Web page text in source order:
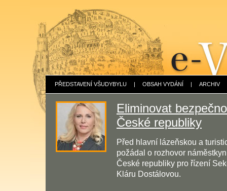
PŘEDSTAVENÍ VŠUDYBYLU | OBSAH VYDÁNÍ | ARCHIV
Eliminovat
České republiky
Před hlavní lázeňskou a
požádal o rozhovor
České republiky pro řízení
Kláru Dostálovou.